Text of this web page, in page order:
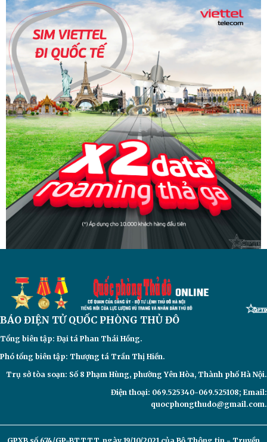
BÁO ĐIỆN TỬQUỐC PHÒNG THỦ ĐÔ
Tổng biên tập: Đại tá Phan Thái Hồng.
Phó tổng biên tập: Thượng tá Trần Thị Hiền.
Trụ sở tòa soạn: Số 8 Phạm Hùng, phường Yên Hòa, Thành phố Hà Nội.
Điện thoại: 069.525340-069.525108; Email:
quocphongthudo@gmail.com.